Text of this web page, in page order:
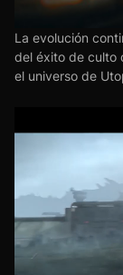
La evolución
del éxito de culto
el universo de